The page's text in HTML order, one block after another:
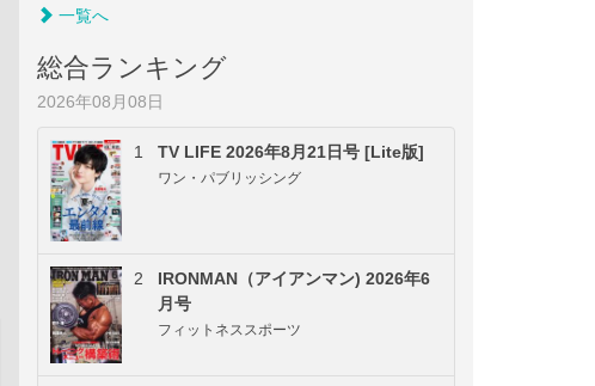
一覧へ
総合ランキング
2026年08月08日
1 TV LIFE 2026年8月21日号 [Lite版]
ワン・パブリッシング
2
IRONMAN（アイアンマン) 2026年6
月号
フィットネススポーツ